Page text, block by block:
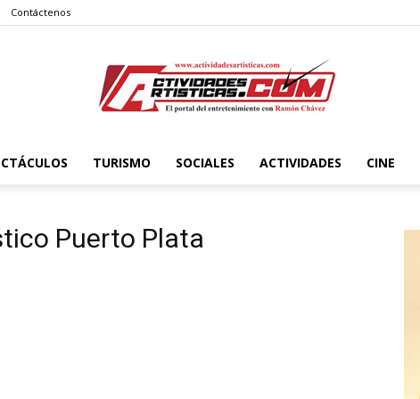
Contáctenos
Actividadesartisticas.com
TURISMO SOCIALES ACTIVIDADES CINE
Puerto Plata